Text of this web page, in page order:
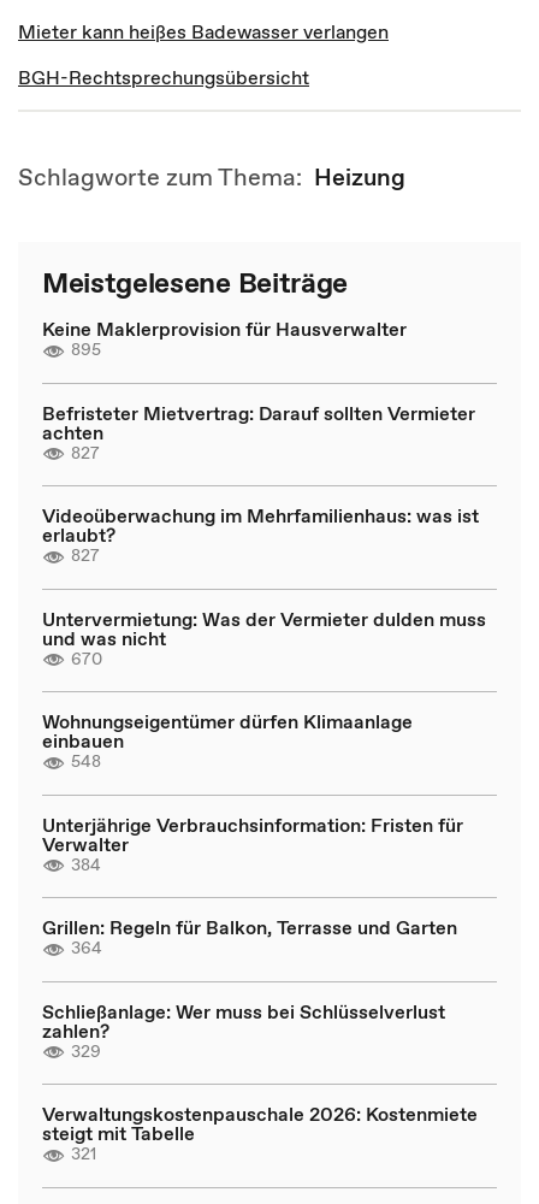
Mieter kann heißes Badewasser verlangen
BGH-Rechtsprechungsübersicht
Schlagworte zum Thema: Heizung
Meistgelesene Beiträge
Keine Maklerprovision für Hausverwalter
895
Befristeter Mietvertrag: Darauf sollten Vermieter
achten
827
Videoüberwachung im Mehrfamilienhaus: was ist
erlaubt?
827
Untervermietung: Was der Vermieter dulden muss
und was nicht
670
Wohnungseigentümer dürfen Klimaanlage
einbauen
548
Unterjährige Verbrauchsinformation: Fristen für
Verwalter
384
Grillen: Regeln für Balkon, Terrasse und Garten
364
Schließanlage: Wer muss bei Schlüsselverlust
zahlen?
329
Verwaltungskostenpauschale 2026: Kostenmiete
steigt mit Tabelle
321